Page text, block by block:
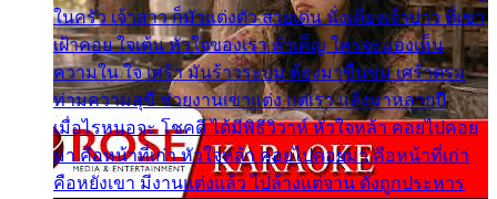
ในครัว เจ้าสาว ก็มัวแต่งตัว สวยเด่น นั่งเคียงเจ้าบ่าว ที่เขา
เฝ้าคอย ใจเต้น หัวใจของเรา ลำเค็ญ ใครจะมองเห็น
ความใน ใจ เศร้า มันร้าวระบม ต้องมาขื่นขม เศร้าตรม
ท่ามความสุขี ช่วยงานเขาแต่ง แต่เรา แล้งมาหลายปี
เมื่อไรหนอจะ โชคดี ได้มีพิธีวิวาห์ หัวใจหล้า คอยไปคอย
มา คือหน้าที่เก่า หัวใจหล้า คอยไปคอยมา คือหน้าที่เก่า
คือหยังเขา มีงานแต่งแล้ว ไปล้างแต่จาน ดั่งถูกประหาร